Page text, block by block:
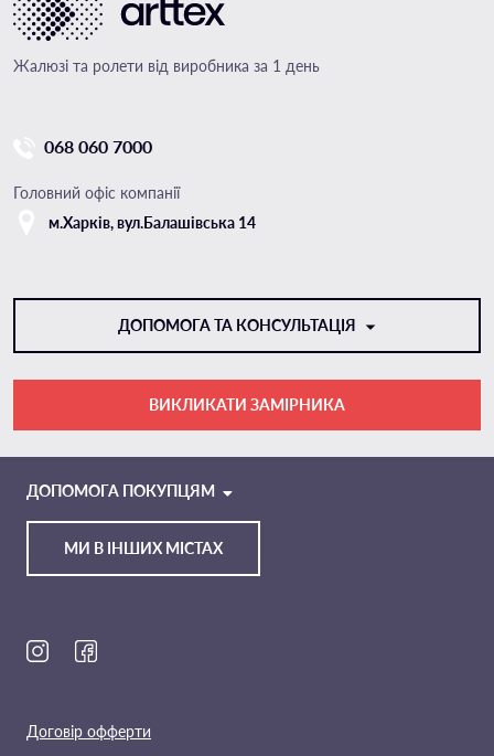
Жалюзі та ролети від виробника за 1 день
068 060 7000
Головний офіс компанії
м.Харкiв, вул.Балашівська 14
ДОПОМОГА ТА КОНСУЛЬТАЦІЯ
TELEGRAM
ВИКЛИКАТИ ЗАМІРНИКА
МИ В ІНШИХ МІСТАХ
ДОПОМОГА ПОКУПЦЯМ
Договір офферти